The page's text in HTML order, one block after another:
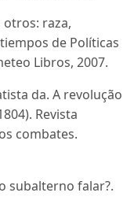
otros: raza,
de Políticas
Libros, 2007.
da. A revolução
Revista
combates.
subalterno falar?.